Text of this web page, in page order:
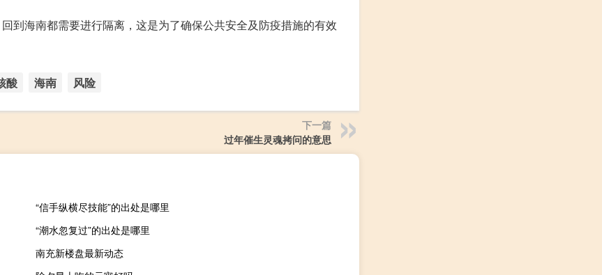
到海南都需要进行隔离，这是为了确保公共安全及防疫措施的有效
酸 海南 风险
下一篇
过年催生灵魂拷问的意思
“信手纵横尽技能”的出处是哪里
“潮水忽复过”的出处是哪里
南充新楼盘最新动态